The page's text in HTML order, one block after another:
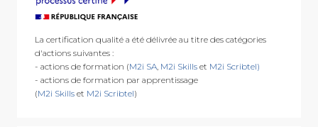
La certification qualité a été délivrée au titre des catégories
d'actions suivantes :
- actions de formation (M2i SA, M2i Skillset M2i Scribtel)
- actions de formation par apprentissage
(M2i Skillset M2i Scribtel)